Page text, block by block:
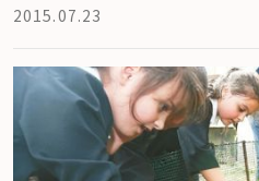
2015.07.23